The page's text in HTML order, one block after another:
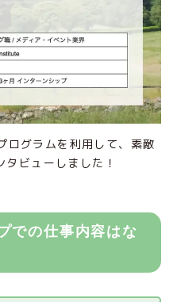
ログラムを利用して、素敵
ビューしました！
での仕事内容はな